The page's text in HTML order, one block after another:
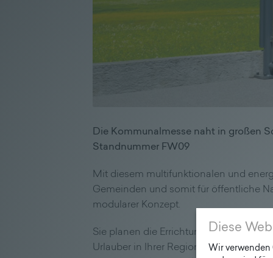
Die Kommunalmesse naht in großen
Standnummer FW09
Mit diesem multifunktionalen und
Gemeinden und somit für öffentliche
modularer Konzept.
Sie planen die Errichtung oder
Urlauber in Ihrer Region? Dann könnte
Diese
Wir verwenden